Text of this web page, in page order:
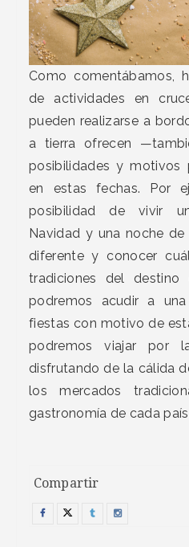
Como comentábamos,
de actividades en
pueden realizarse a
a tierra ofrecen
posibilidades y motivos
en estas fechas. Por
posibilidad de vivir
Navidad y una noche
diferente y conocer
tradiciones del destino
podremos acudir a
fiestas con motivo de
podremos viajar por
disfrutando de la cálida
los mercados
gastronomía de cada
Compartir